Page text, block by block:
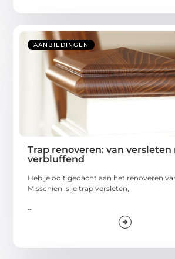
AANBIEDINGEN
Trap renoveren: van versleten
verbluffend
Heb je ooit gedacht aan het renoveren
Misschien is je trap versleten,
...